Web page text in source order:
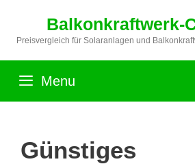
springen
Balkonkraftwerk-
Preisvergleich für Solaranlagen und
Menu
Günstiges